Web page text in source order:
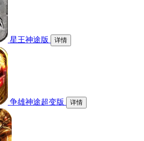
星王神途版 详情
争雄神途超变版 详情